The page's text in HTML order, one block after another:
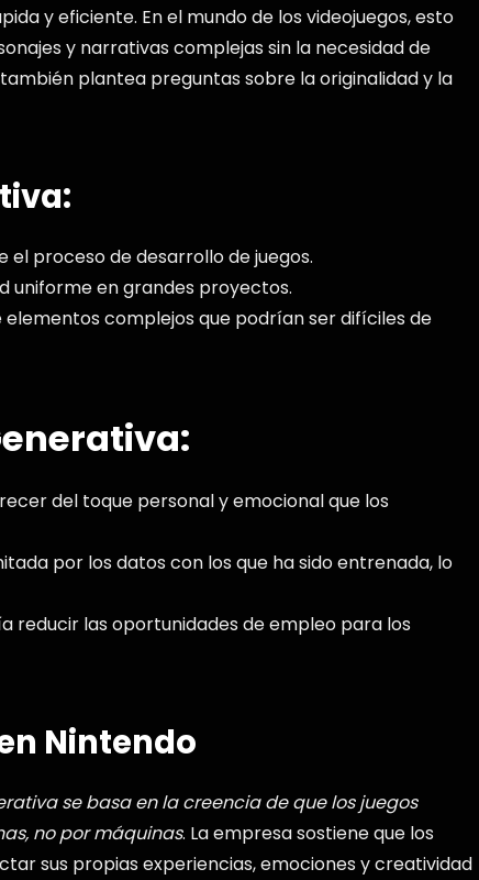
y eficiente. En el mundo de los videojuegos, esto
y narrativas complejas sin la necesidad de
plantea preguntas sobre la originalidad y la
proceso de desarrollo de juegos.
uniforme en grandes proyectos.
complejos que podrían ser difíciles de
del toque personal y emocional que los
por los datos con los que ha sido entrenada, lo
reducir las oportunidades de empleo para los
Nintendo
se basa en la creencia de que los juegos
no por máquinas. La empresa sostiene que los
sus propias experiencias, emociones y creatividad